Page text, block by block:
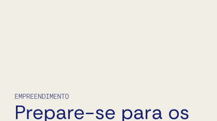
EMPREENDIMENTO
Prepare-se para os